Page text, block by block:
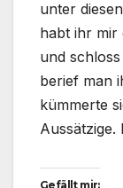
unter
habt ihr mir
und
berief man
kümmerte
Aussätzige.
Gefällt mir: